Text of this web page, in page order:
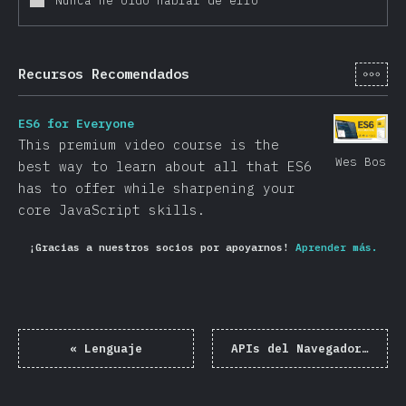
Recursos Recomendados [es-
Wes Bos
ES6 for Everyone
This premium video course is the
best way to learn about all that ES6
has to offer while sharpening your
core JavaScript skills.
¡Gracias a nuestros socios por apoyarnos! Aprender más.
« Lenguaje APIs del Navegador
»